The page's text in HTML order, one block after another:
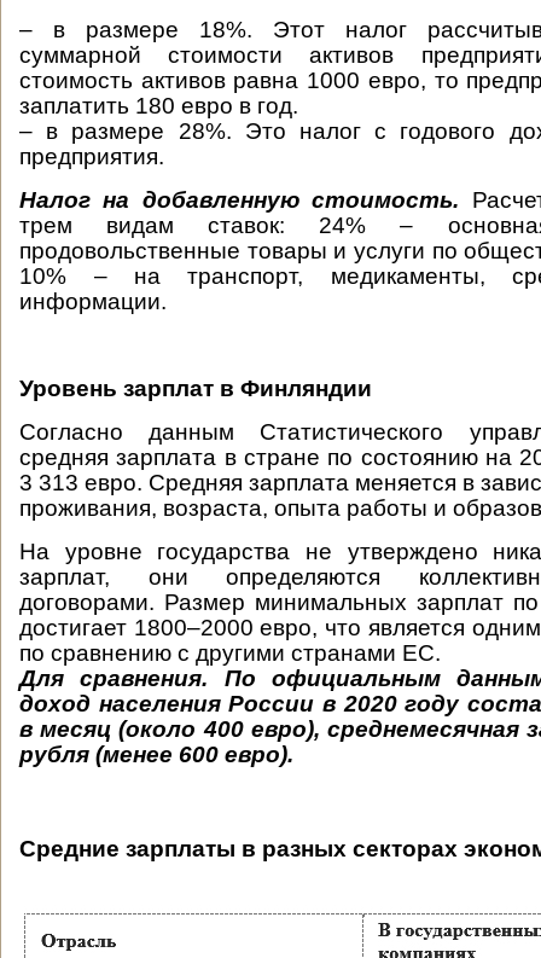
– в размере 18%. Этот налог
суммарной стоимости активов
стоимость активов равна 1000 евро, то
заплатить 180 евро в год.
– в размере 28%. Это налог с годового
предприятия.
Налог на добавленную стоимость.
трем видам ставок: 24% –
продовольственные товары и услуги по
10% – на транспорт, медикаменты,
информации.
Уровень зарплат в Финляндии
Согласно данным Статистического
средняя зарплата в стране по состоянию на
3 313 евро. Средняя зарплата меняется в
проживания, возраста, опыта работы и
На уровне государства не утверждено
зарплат, они определяются
договорами. Размер минимальных зарплат
достигает 1800–2000 евро, что является
по сравнению с другими странами ЕС.
Для сравнения. По официальным
доход населения России в 2020 году
в месяц (около 400 евро), среднемесячная
рубля (менее 600 евро).
Средние зарплаты в разных секторах